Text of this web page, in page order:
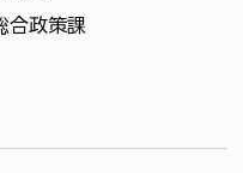
政策課